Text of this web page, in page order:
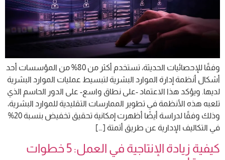
وفقًا للإحصائيات الحديثة، تستخدم أكثر من 80% من المؤسسات أحد
أشكال أنظمة إدارة الموارد البشرية لتبسيط عمليات الموارد البشرية
لديها. ويؤكد هذا الاعتماد -على نطاق واسع- على الدور الحاسم الذي
تلعبه هذه الأنظمة في تطوير الممارسات التقليدية للموارد البشرية،
وذلك وفقًا لدراسة أيضًا أظهرت إمكانية تحقيق تخفيض بنسبة 20%
في التكاليف الإدارية عن طريق أتمتة […]
كيفية زيادة الإنتاجية في العمل: 5 خطوات